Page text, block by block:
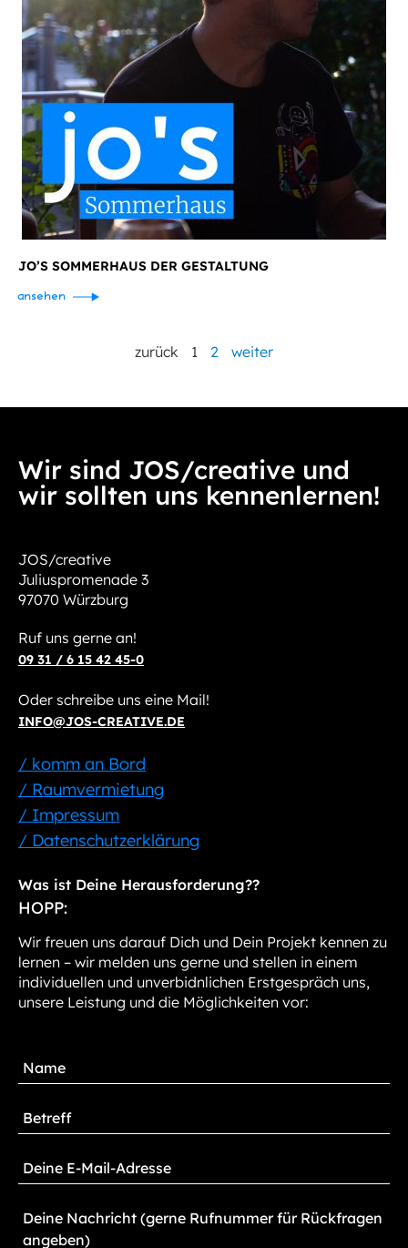
JO’S SOMMERHAUS DER GESTALTUNG
ansehen
zurück 1 2 weiter
Wir sind JOS/creative und
wir sollten uns kennenlernen!
JOS/creative
Juliuspromenade 3
97070 Würzburg
Ruf uns gerne an!
09 31 / 6 15 42 45-0
Oder schreibe uns eine Mail!
INFO@JOS-CREATIVE.DE
/ komm an Bord
/ Raumvermietung
/ Impressum
/ Datenschutzerklärung
Was ist Deine Herausforderung??
HOPP:
Wir freuen uns darauf Dich und Dein Projekt kennen zu
lernen – wir melden uns gerne und stellen in einem
individuellen und unverbidnlichen Erstgespräch uns,
unsere Leistung und die Möglichkeiten vor: